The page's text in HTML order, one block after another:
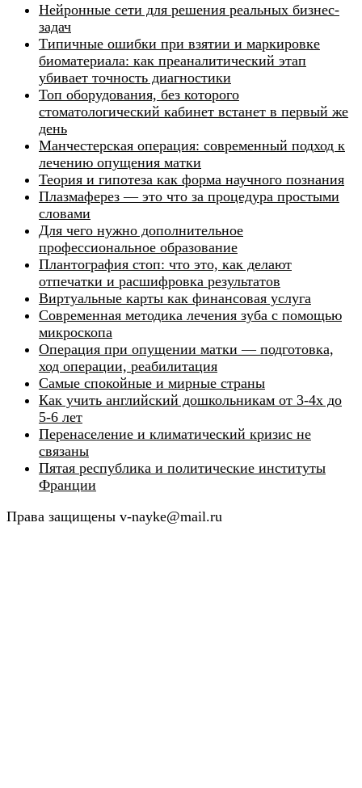
Нейронные сети для решения реальных бизнес-
задач
Типичные ошибки при взятии и маркировке
биоматериала: как преаналитический этап
убивает точность диагностики
Топ оборудования, без которого
стоматологический кабинет встанет в первый же
день
Манчестерская операция: современный подход к
лечению опущения матки
Теория и гипотеза как форма научного познания
Плазмаферез — это что за процедура простыми
словами
Для чего нужно дополнительное
профессиональное образование
Плантография стоп: что это, как делают
отпечатки и расшифровка результатов
Виртуальные карты как финансовая услуга
Современная методика лечения зуба с помощью
микроскопа
Операция при опущении матки — подготовка,
ход операции, реабилитация
Самые спокойные и мирные страны
Как учить английский дошкольникам от 3-4х до
5-6 лет
Перенаселение и климатический кризис не
связаны
Пятая республика и политические институты
Франции
Права защищены v-nayke@mail.ru